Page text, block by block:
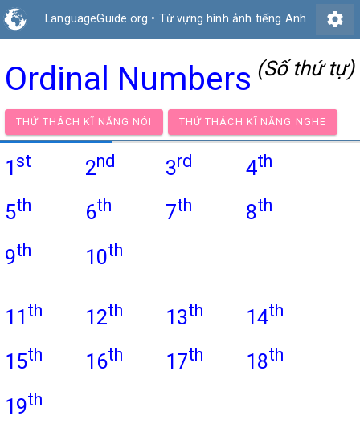
LanguageGuide.org • Từ vựng hình ảnh tiếng Anh settings
Ordinal Numbers (Số thứ tự)
THỬ THÁCH KĨ NĂNG NÓI THỬ THÁCH KĨ NĂNG
1 st 2nd 3rd 4th
5th 6th 7th 8th
9th 10th
11 th 12th 13th 14th
15th 16th 17th 18th
19th